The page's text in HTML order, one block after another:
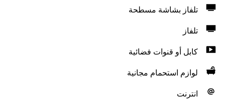
تلفاز بشاشة مسطحة
تلفاز
كابل أو قنوات فضائية
لوازم استحمام مجانية
انترنت